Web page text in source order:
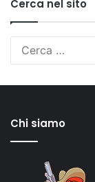
Cerca nel sito
Chi siamo